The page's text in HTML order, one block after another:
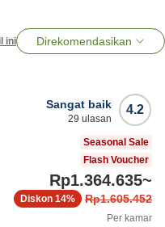
ini Direkomendasikan
4.2
Sangat baik
29 ulasan
Seasonal Sale
Flash Voucher
Rp1.364.635~
Rp1.605.452
Diskon 14%
Per kamar